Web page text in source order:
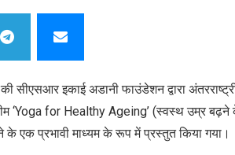
सीएसआर इकाई अडानी फाउंडेशन द्वारा
‘Yoga for Healthy Ageing’ (स्वस्थ उम्र बढ़ने
एक प्रभावी माध्यम के रूप में प्रस्तुत किया गया।